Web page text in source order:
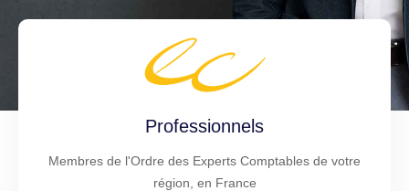
Professionnels
Membres de l'Ordre des Experts Comptables de votre
région, en France